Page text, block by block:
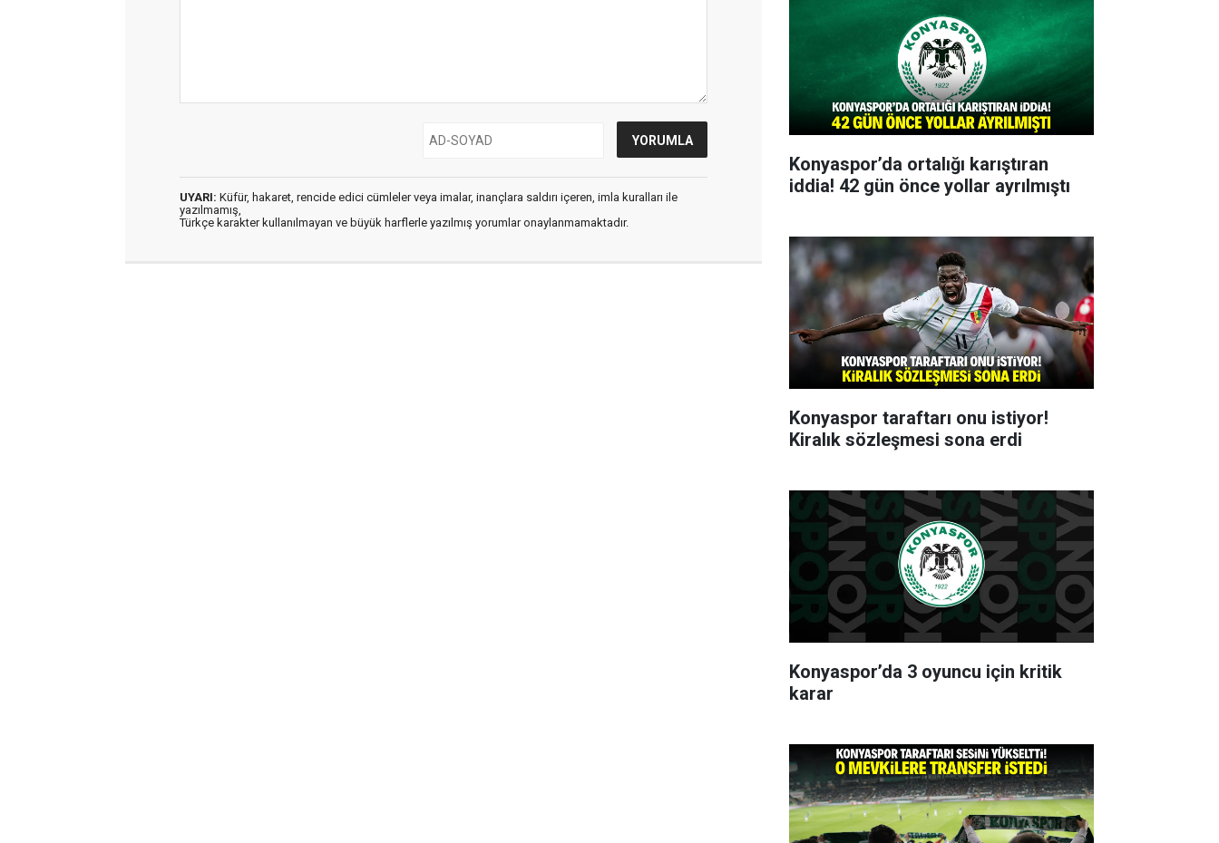
UYARI: Küfür, hakaret, rencide edici cümleler veya imalar, inançlara saldırı içeren, imla kuralları ile
yazılmamış,
Türkçe karakter kullanılmayan ve büyük harflerle yazılmış yorumlar onaylanmamaktadır.
Konyaspor’da ortalığı karıştıran
iddia! 42 gün önce yollar ayrılmıştı
Konyaspor taraftarı onu istiyor!
Kiralık sözleşmesi sona erdi
Konyaspor’da 3 oyuncu için kritik
karar